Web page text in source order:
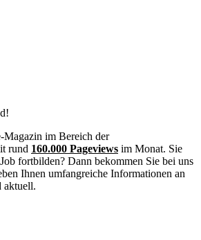
im Bereich der
rund 160.000 Pageviews im Monat. Sie
fortbilden? Dann bekommen Sie bei uns
Ihnen umfangreiche Informationen an
aktuell.